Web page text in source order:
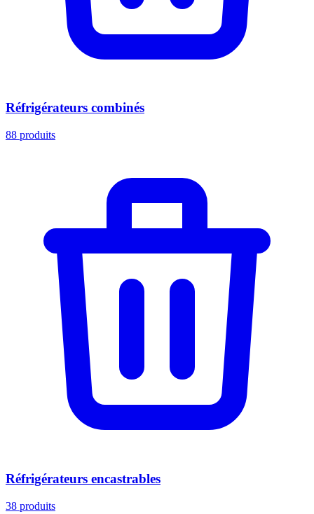
Réfrigérateurs combinés
88 produits
Réfrigérateurs encastrables
38 produits